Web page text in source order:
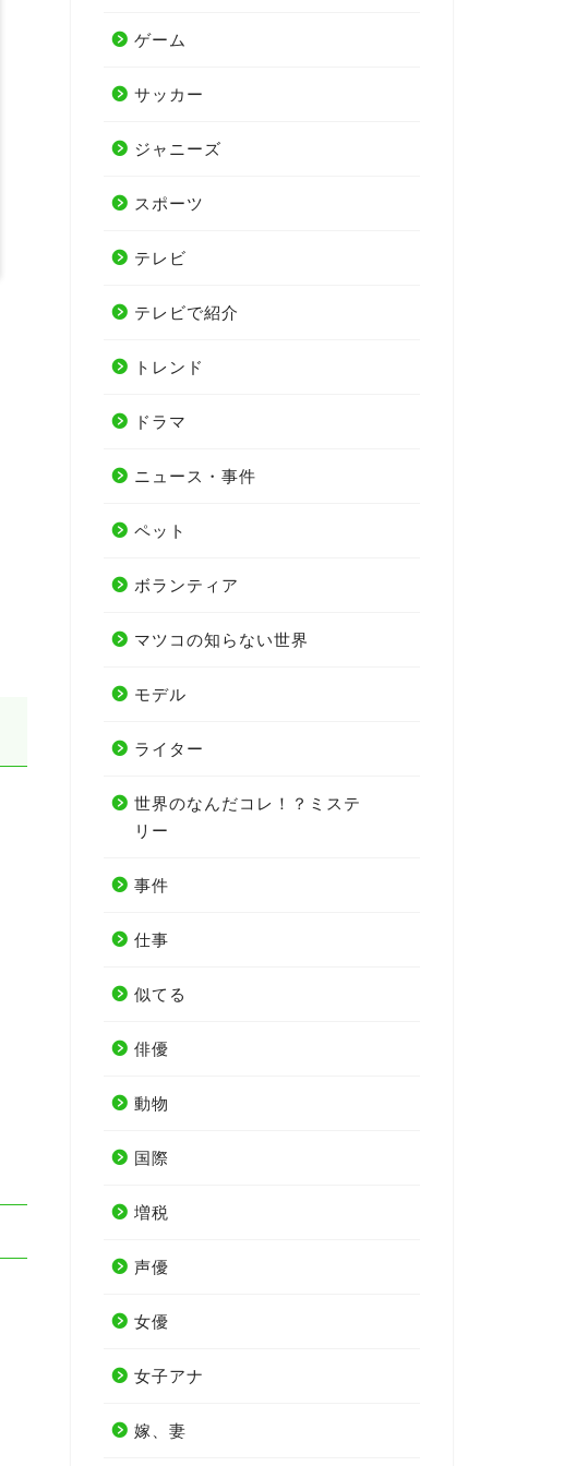
ゲーム
サッカー
ジャニーズ
スポーツ
テレビ
テレビで紹介
トレンド
ドラマ
ニュース・事件
ペット
ボランティア
マツコの知らない世界
モデル
ライター
世界のなんだコレ！？ミステ
リー
事件
仕事
似てる
俳優
動物
国際
増税
声優
女優
女子アナ
嫁、妻